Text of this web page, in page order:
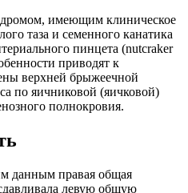
имеющим клиническое
таза и семенного канатика
пинцета (nutcraker
приводят к
верхней брыжеечной
по яичниковой (яичковой)
полнокровия.
данным правая общая
левую общую